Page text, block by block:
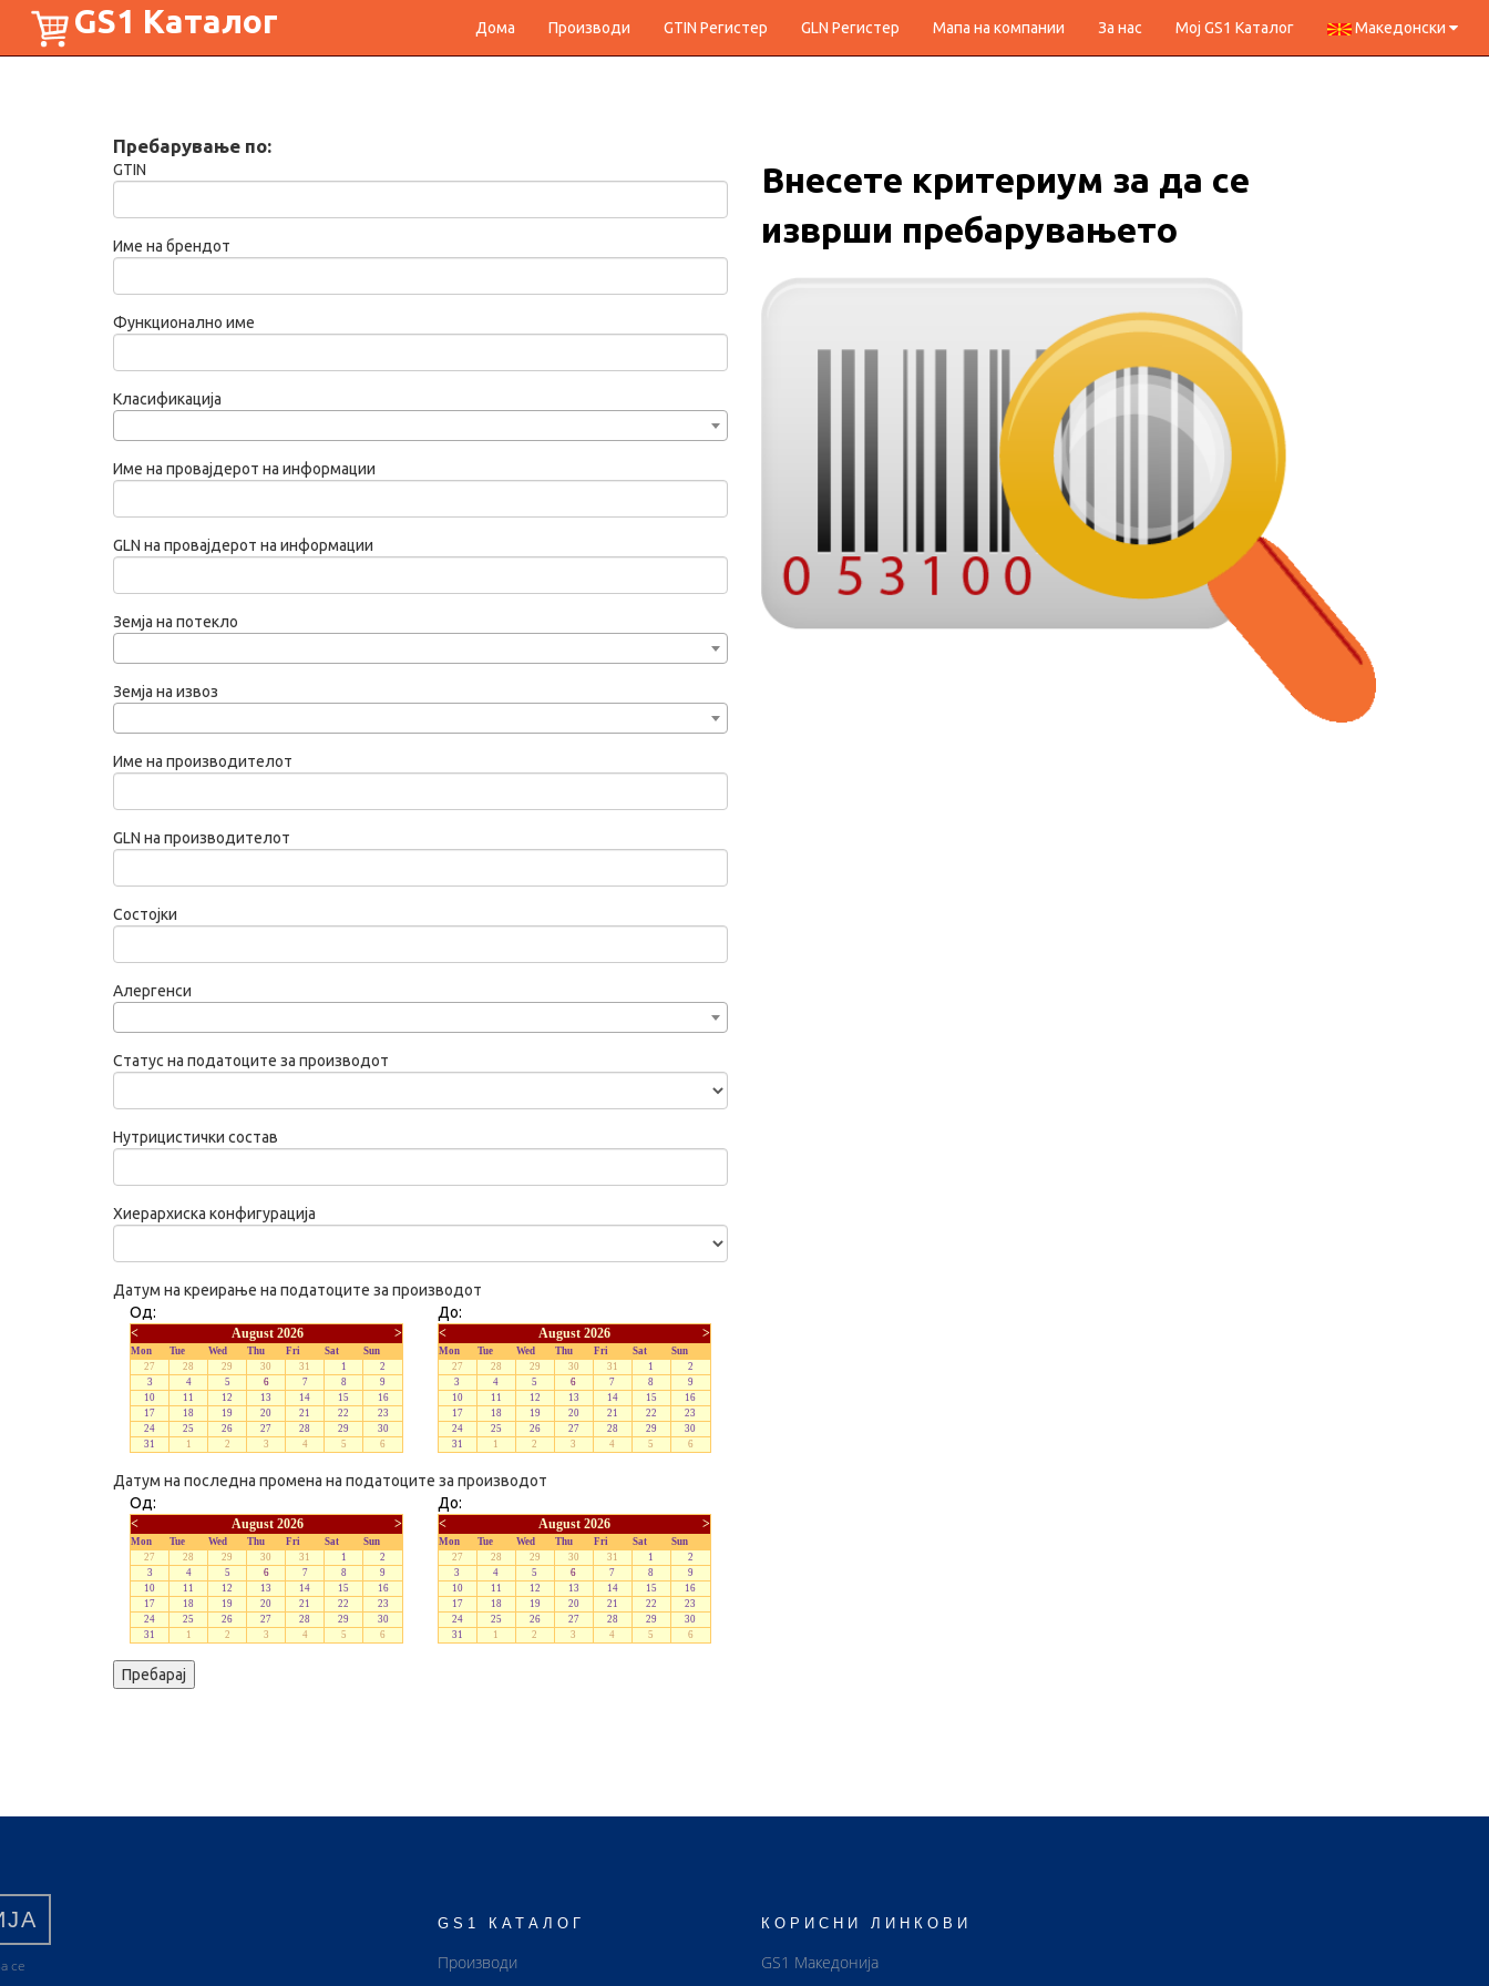
GS1 Каталог Дома Производи GTIN Регистер GLN Регистер Мапа на компании За нас Мој GS1 Каталог Македонски
Пребарување по:
GTIN
Име на брендот
Функционално име
Класификација
Име на провајдерот на информации
GLN на провајдерот на информации
Земја на потекло
Земја на извоз
Име на производителот
GLN на производителот
Состојки
Алергенси
Статус на податоците за производот
Нутрицистички состав
Хиерархиска конфигурација
Датум на креирање на податоците за производот
Од:
< August 2026 >
Mon Tue Wed Thu Fri Sat
Sun
27
28 29 30 31 1
2
3
4 5 6 7 8
9
10
11 12 13 14 15
16
17
18 19 20 21 22
23
24
25 26 27 28 29
30
31
1 2 3 4 5 6
До:
< August 2026 >
Mon Tue Wed Thu Fri Sat
Sun
27
28 29 30 31 1
2
3
4 5 6 7 8
9
10
11 12 13 14 15
16
17
18 19 20 21 22
23
24
25 26 27 28 29
30
31
1 2 3 4 5 6
Датум на последна промена на податоците за производот
Од:
< August 2026 >
Mon Tue Wed Thu Fri Sat
Sun
27
28 29 30 31 1
2
3
4 5 6 7 8
9
10
11 12 13 14 15
16
17
18 19 20 21 22
23
24
25 26 27 28 29
30
31
1 2 3 4 5 6
До:
< August 2026 >
Mon Tue Wed Thu Fri Sat
Sun
27
28 29 30 31 1
2
3
4 5 6 7 8
9
10
11 12 13 14 15
16
17
18 19 20 21 22
23
24
25 26 27 28 29
30
31
1 2 3 4 5 6
Внесете критериум за да се
изврши пребарувањето
GS1 КАТАЛОГ
Производи
КОРИСНИ ЛИНКОВИ
GS1 Македонија
се